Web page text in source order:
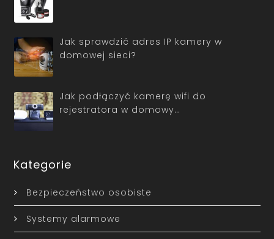
Jak sprawdzić adres IP kamery w
domowej sieci?
Jak podłączyć kamerę wifi do
rejestratora w domowy…
Kategorie
Bezpieczeństwo osobiste
Systemy alarmowe